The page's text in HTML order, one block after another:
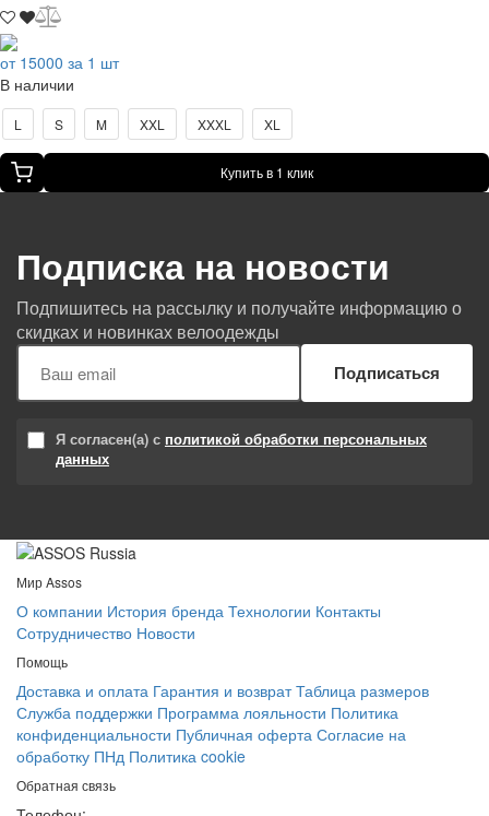
от 15000 за 1 шт
В наличии
L S M XXL XXXL XL
Купить в 1 клик
Подписка на новости
Подпишитесь на рассылку и получайте информацию о
скидках и новинках велоодежды
Подписаться
Я согласен(а) с политикой обработки персональных
данных
Мир Assos
О компании История бренда Технологии Контакты
Сотрудничество Новости
Помощь
Доставка и оплата Гарантия и возврат Таблица размеров
Служба поддержки Программа лояльности Политика
конфиденциальности Публичная оферта Согласие на
обработку ПНд Политика cookie
Обратная связь